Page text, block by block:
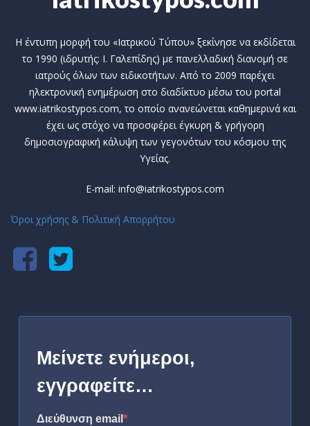
Η έντυπη μορφή του «Ιατρικού Τύπου» ξεκίνησε να εκδίδεται
το 1990 (ιδρυτής: Ι. Γαλεπίδης) με πανελλαδική διανομή σε
ιατρούς όλων των ειδικοτήτων. Από το 2009 παρέχει
ηλεκτρονική ενημέρωση στο διαδίκτυο μέσω του portal
www.iatrikostypos.com, το οποίο ανανεώνεται καθημερινά και
έχει ως στόχο να προσφέρει έγκυρη & γρήγορη
δημοσιογραφική κάλυψη των γεγονότων του κόσμου της
Υγείας.
E-mail: info@iatrikostypos.com
Όροι χρήσης & Πολιτική Απορρήτου
Μείνετε ενήμεροι,
εγγραφείτε…
Διεύθυνση email